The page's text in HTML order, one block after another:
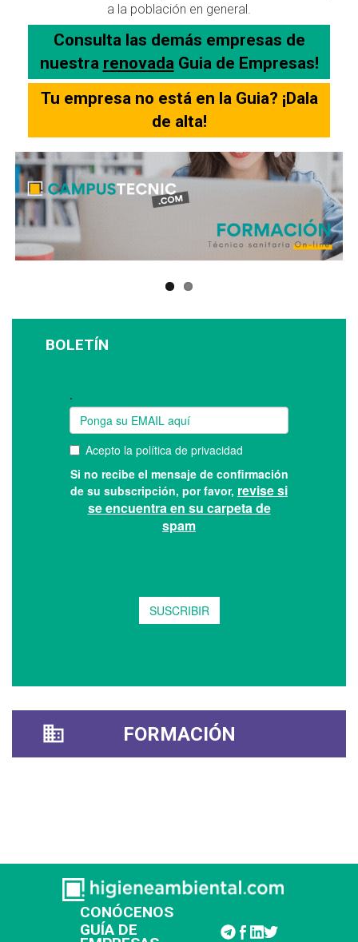
a la población en general.
Consulta las demás empresas de
nuestra renovada Guia de Empresas!
Tu empresa no está en la Guia? ¡Dala
de alta!
BOLETÍN
FORMACIÓN
CONÓCENOS
GUÍA DE